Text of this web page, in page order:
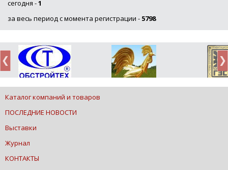
сегодня -1
за весь период с момента регистрации - 5798
Каталог компаний и товаров
ПОСЛЕДНИЕ НОВОСТИ
Выставки
Журнал
КОНТАКТЫ